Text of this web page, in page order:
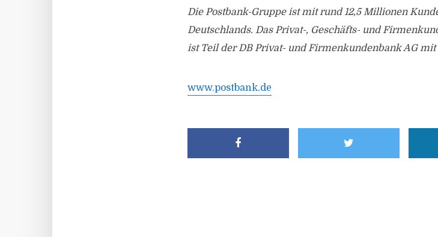
Die Postbank-Gruppe ist mit rund 12,5 Millionen
Deutschlands. Das Privat-, Geschäfts- und
ist Teil der DB Privat- und Firmenkundenbank AG
www.postbank.de